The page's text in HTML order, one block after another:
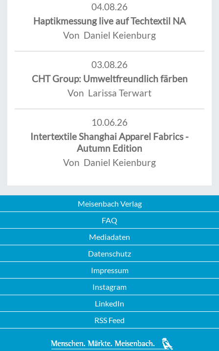
04.08.26
Haptikmessung live auf Techtextil NA
Von Daniel Keienburg
03.08.26
CHT Group: Umweltfreundlich färben
Von Larissa Terwart
10.06.26
Intertextile Shanghai Apparel Fabrics -
Autumn Edition
Von Daniel Keienburg
Meisenbach Verlag
FAQ
Mediadaten
Datenschutz
Impressum
Instagram
LinkedIn
RSS Feed